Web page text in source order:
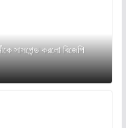
সাসপেন্ড করলো বিজেপি